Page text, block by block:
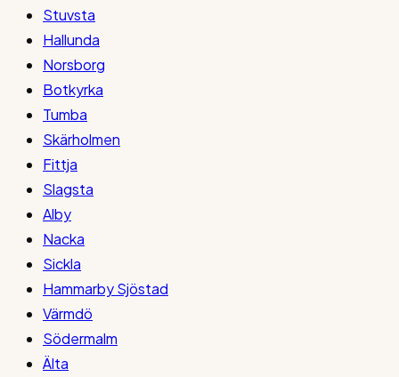
Stuvsta
Hallunda
Norsborg
Botkyrka
Tumba
Skärholmen
Fittja
Slagsta
Alby
Nacka
Sickla
Hammarby Sjöstad
Värmdö
Södermalm
Älta